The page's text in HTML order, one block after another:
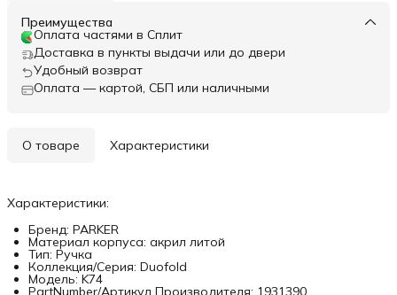
Преимущества
Оплата частями в Сплит
Доставка в пункты выдачи или до двери
Удобный возврат
Оплата — картой, СБП или наличными
О товаре Характеристики
Характеристики:
Бренд: PARKER
Материал корпуса: акрил литой
Тип: Ручка
Коллекция/Серия: Duofold
Модель: K74
PartNumber/Артикул Производителя: 1931390